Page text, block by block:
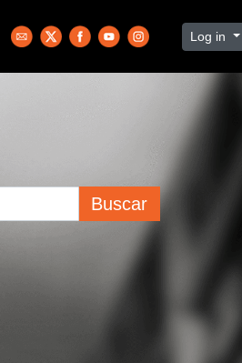
Log in
Buscar